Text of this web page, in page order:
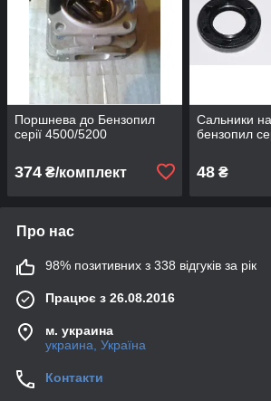
Поршнева до Бензопил
серії 4500/5200
374 ₴/комплект
Сальники
бензопил
48₴
Про нас
98% позитивних з 338 відгуків за рік
Працює з 26.08.2016
м. украина
украина, Україна
Контакти